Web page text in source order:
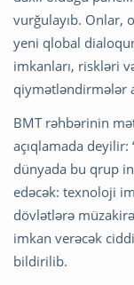
vurğulayıb. Onlar,
yeni qlobal
imkanları, riskləri
qiymətləndirmələr
BMT rəhbərinin
açıqlamada
dünyada bu qrup
edəcək: texnoloji
dövlətlərə
imkan verəcək
bildirilib.